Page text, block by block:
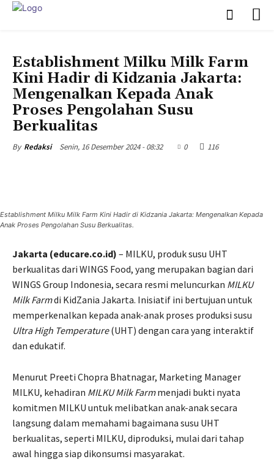
Establishment Milku Milk Farm
Kini Hadir di Kidzania Jakarta:
Mengenalkan Kepada Anak
Proses Pengolahan Susu
Berkualitas
By Redaksi Senin, 16 Desember 2024 - 08:32 0 116
Establishment Milku Milk Farm Kini Hadir di Kidzania Jakarta: Mengenalkan Kepada
Anak Proses Pengolahan Susu Berkualitas.
Jakarta (educare.co.id) – MILKU, produk susu UHT
berkualitas dari WINGS Food, yang merupakan bagian dari
WINGS Group Indonesia, secara resmi meluncurkan MILKU
Milk Farmdi KidZania Jakarta. Inisiatif ini bertujuan untuk
memperkenalkan kepada anak-anak proses produksi susu
Ultra High Temperature(UHT) dengan cara yang interaktif
dan edukatif.
Menurut Preeti Chopra Bhatnagar, Marketing Manager
MILKU, kehadiran MILKU Milk Farmmenjadi bukti nyata
komitmen MILKU untuk melibatkan anak-anak secara
langsung dalam memahami bagaimana susu UHT
berkualitas, seperti MILKU, diproduksi, mulai dari tahap
awal hingga siap dikonsumsi masyarakat.